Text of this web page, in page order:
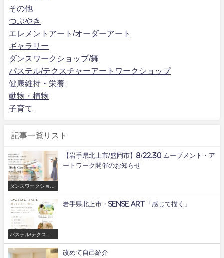
その他
つぶやき
エレメントアート/オーダーアート
ギャラリー
ダンスワークショップ/舞
パステル/テクスチャーアートワークショップ
健康維持・栄養
動物・植物
子育て
記事一覧リスト
ダンスワークショッ
【岩手県北上市/盛岡市】8/22.30 ムーブメント・ア
ートワーク開催のお知らせ
パステル/テクスチ
ョップ
岩手県北上市・Sense Art「感じて描く」
改めて自己紹介